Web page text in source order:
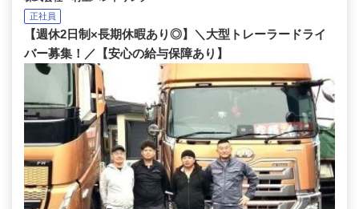
正社員
【週休2日制×長期休暇あり◎】＼大型トレーラードライ
バー募集！／【安心の給与保障あり】